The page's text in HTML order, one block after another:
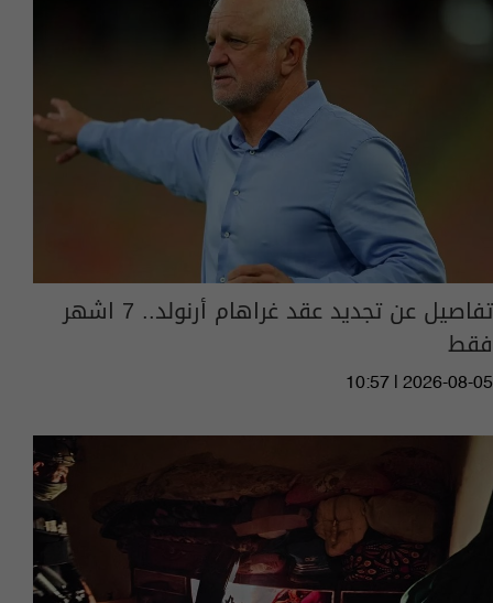
تفاصيل عن تجديد عقد غراهام أرنولد.. 7 اشهر
فقط
10:57 | 2026-08-05